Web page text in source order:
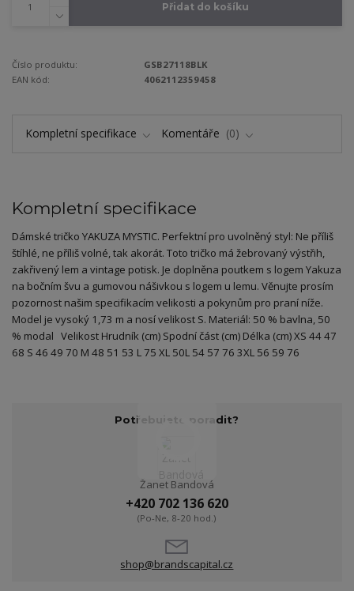
Přidat do košíku
Číslo produktu:
GSB27118BLK
EAN kód:
4062112359458
Kompletní specifikace Komentáře 0
Kompletní specifikace
Dámské tričko YAKUZA MYSTIC. Perfektní pro uvolněný styl: Ne příliš
štíhlé, ne příliš volné, tak akorát. Toto tričko má žebrovaný výstřih,
zakřivený lem a vintage potisk. Je doplněna poutkem s logem Yakuza
na bočním švu a gumovou nášivkou s logem u lemu. Věnujte prosím
pozornost našim specifikacím velikosti a pokynům pro praní níže.
Model je vysoký 1,73 m a nosí velikost S. Materiál: 50 % bavlna, 50
% modal Velikost Hrudník (cm) Spodní část (cm) Délka (cm) XS 44 47
68 S 46 49 70 M 48 51 53 L 75 XL 50L 54 57 76 3XL 56 59 76
Potřebujete poradit?
Žanet Bandová
+420 702 136 620
(Po-Ne, 8-20 hod.)
shop@brandscapital.cz